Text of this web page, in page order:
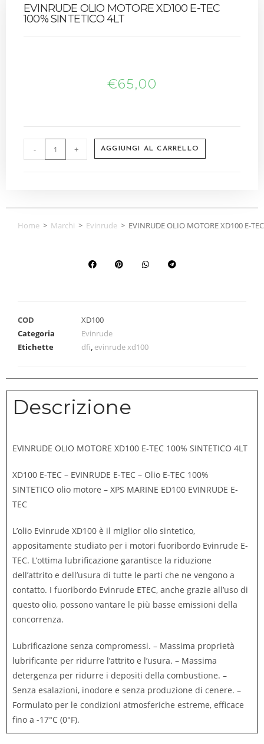
EVINRUDE OLIO MOTORE XD100 E-TEC
100% SINTETICO 4LT
€65,00
- + AGGIUNGI AL CARRELLO
Home > Marchi > Evinrude > EVINRUDE OLIO MOTORE XD100 E-
COD
XD100
Categoria
Evinrude
Etichette
dfi, evinrude xd100
Descrizione
EVINRUDE OLIO MOTORE XD100 E-TEC 100% SINTETICO 4LT
XD100 E-TEC – EVINRUDE E-TEC – Olio E-TEC 100%
SINTETICO olio motore – XPS MARINE ED100 EVINRUDE E-
TEC
L’olio Evinrude XD100 è il miglior olio sintetico,
appositamente studiato per i motori fuoribordo Evinrude E-
TEC. L’ottima lubrificazione garantisce la riduzione
dell’attrito e dell’usura di tutte le parti che ne vengono a
contatto. I fuoribordo Evinrude ETEC, anche grazie all’uso di
questo olio, possono vantare le più basse emissioni della
concorrenza.
Lubrificazione senza compromessi. – Massima proprietà
lubrificante per ridurre l’attrito e l’usura. – Massima
detergenza per ridurre i depositi della combustione. –
Senza esalazioni, inodore e senza produzione di cenere. –
Formulato per le condizioni atmosferiche estreme, efficace
fino a -17°C (0°F).